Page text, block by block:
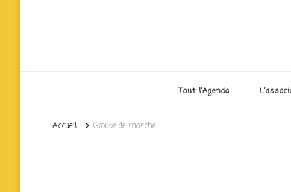
Tout l’Agenda
Accueil Groupe de marche